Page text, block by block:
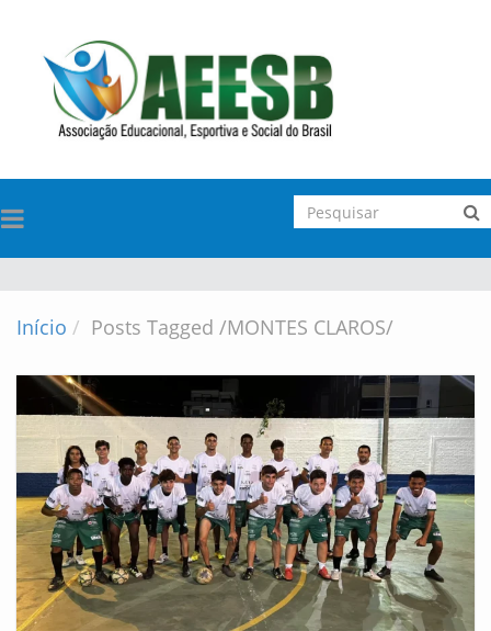
TOGGLE
NAVIGATION
Início Posts Tagged /MONTES CLAROS/